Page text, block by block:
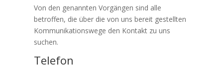
Von den genannten Vorgängen sind alle
betroffen, die über die von uns bereit gestellten
Kommunikationswege den Kontakt zu uns
suchen.
Telefon